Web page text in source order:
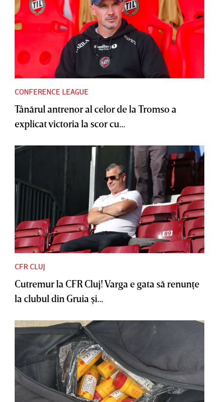
CONFERENCE LEAGUE
Tânărul antrenor al celor de la Tromso a
explicat victoria la scor cu...
CFR CLUJ
Cutremur la CFR Cluj! Varga e gata să renunţe
la clubul din Gruia şi...